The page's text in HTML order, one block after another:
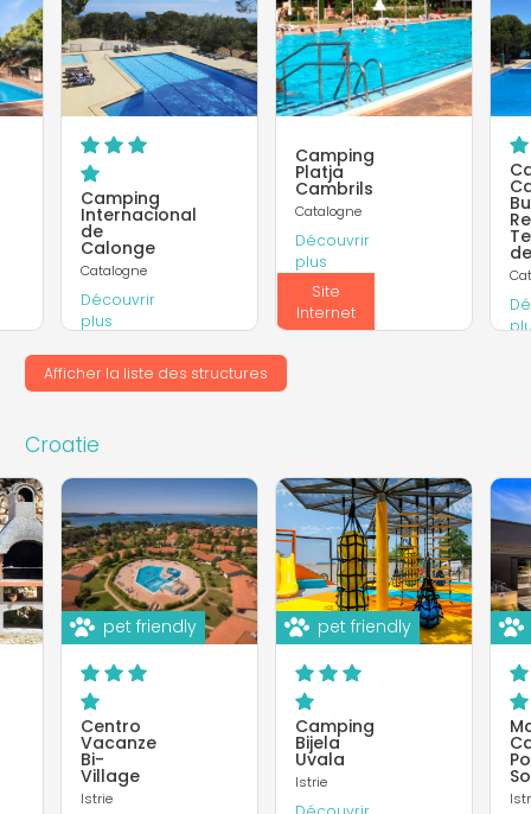
Camping
Internacional
de
Calonge
Catalogne
Découvrir
plus
Site
Internet
Camping
Platja
Cambrils
Catalogne
Découvrir
plus
Site
Internet
Afficher la liste des structures
Croatie
pet friendly
Centro
Vacanze
Bi-
Village
Istrie
pet friendly
Camping
Bijela
Uvala
Istrie